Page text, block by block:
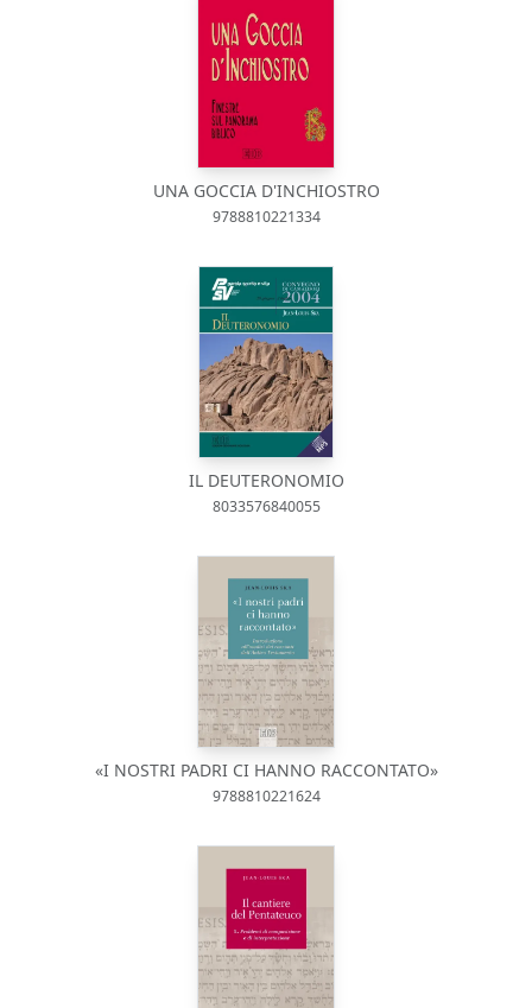
UNA GOCCIA D'INCHIOSTRO
9788810221334
IL DEUTERONOMIO
8033576840055
«I NOSTRI PADRI CI HANNO RACCONTATO»
9788810221624